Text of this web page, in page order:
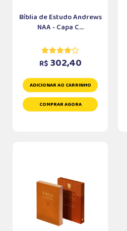
Bíblia de Estudo Andrews
NAA - Capa C...
R$ 302,40
ADICIONAR AO CARRINHO
COMPRAR AGORA